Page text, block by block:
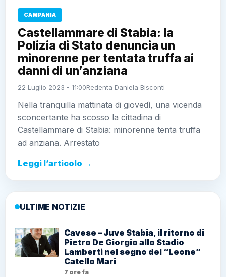
CAMPANIA
Castellammare di Stabia: la
Polizia di Stato denuncia un
minorenne per tentata truffa ai
danni di un’anziana
22 Luglio 2023 - 11:00Redenta Daniela Bisconti
Nella tranquilla mattinata di giovedì, una vicenda
sconcertante ha scosso la cittadina di
Castellammare di Stabia: minorenne tenta truffa
ad anziana. Arrestato
Leggi l’articolo →
ULTIME NOTIZIE
Cavese – Juve Stabia, il ritorno di
Pietro De Giorgio allo Stadio
Lamberti nel segno del “Leone”
Catello Mari
7 ore fa